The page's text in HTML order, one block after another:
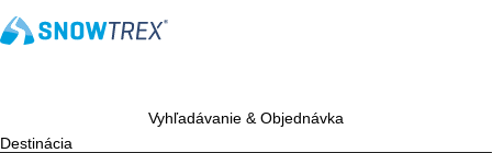
Vyhľadávanie & Objednávka
Destinácia